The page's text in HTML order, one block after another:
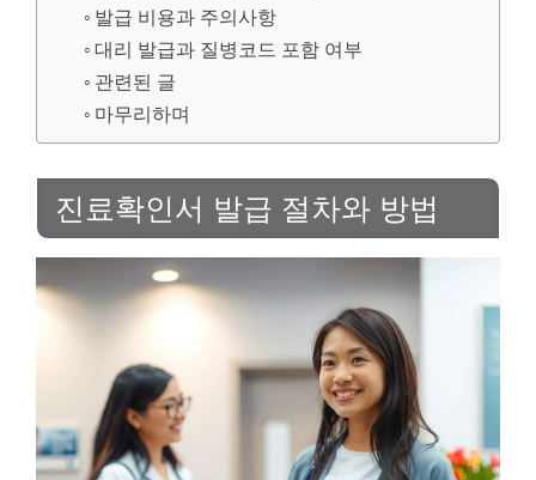
발급 비용과 주의사항
대리 발급과 질병코드 포함 여부
관련된 글
마무리하며
진료확인서 발급 절차와 방법